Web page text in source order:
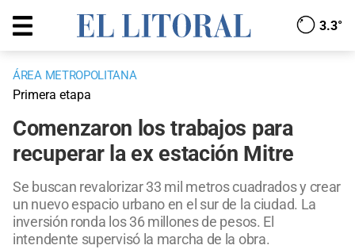
3.3°
ÁREA METROPOLITANA
Primera etapa
Comenzaron los trabajos para
recuperar la ex estación Mitre
Se buscan revalorizar 33 mil metros cuadrados y crear
un nuevo espacio urbano en el sur de la ciudad. La
inversión ronda los 36 millones de pesos. El
intendente supervisó la marcha de la obra.